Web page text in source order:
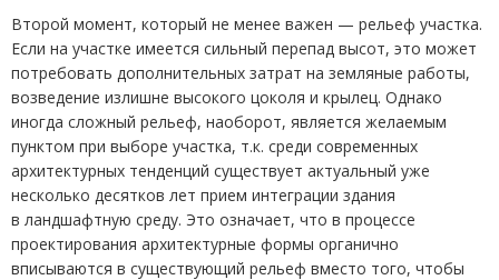
Второй момент, который не менее важен — рельеф участка.
Если на участке имеется сильный перепад высот, это может
потребовать дополнительных затрат на земляные работы,
возведение излишне высокого цоколя и крылец. Однако
иногда сложный рельеф, наоборот, является желаемым
пунктом при выборе участка, т.к. среди современных
архитектурных тенденций существует актуальный уже
несколько десятков лет приeм интеграции здания
в ландшафтную среду. Это означает, что в процессе
проектирования архитектурные формы органично
вписываются в существующий рельеф вместо того, чтобы